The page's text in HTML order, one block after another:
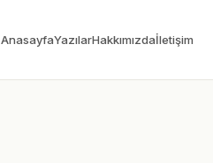
AnasayfaYazılarHakkımızdaİletişim